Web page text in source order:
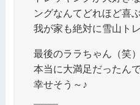
ングなんてどれほど喜
我が家も絶対に雪山ト
最後のララちゃん（笑）
本当に大満足だったん
幸せそう～♪